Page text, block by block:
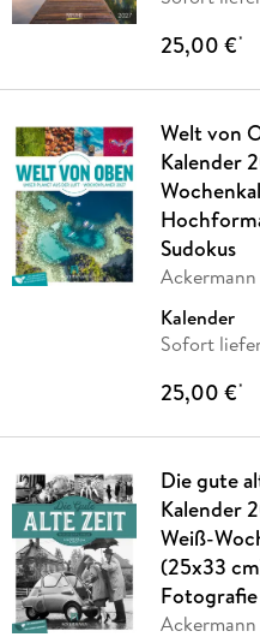
25,00 €*
Welt von
Kalender
Sudokus
Kalender
Sofort
25,00 €*
Die gute
Kalender
Weiß-
(25x33
Fotografie